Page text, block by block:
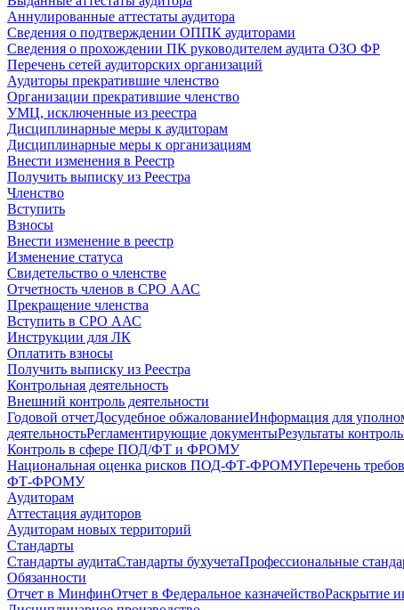
Аннулированные аттестаты аудитора
Сведения о подтверждении ОППК аудиторами
Сведения о прохождении ПК руководителем аудита ОЗО ФР
Перечень сетей аудиторских организаций
Аудиторы прекратившие членство
Организации прекратившие членство
УМЦ, исключенные из реестра
Дисциплинарные меры к аудиторам
Дисциплинарные меры к организациям
Внести изменения в Реестр
Получить выписку из Реестра
Членство
Вступить
Взносы
Внести изменение в реестр
Изменение статуса
Свидетельство о членстве
Отчетность членов в СРО ААС
Прекращение членства
Вступить в СРО ААС
Инструкции для ЛК
Оплатить взносы
Получить выписку из Реестра
Контрольная деятельность
Внешний контроль деятельности
Годовой отчетДосудебное обжалованиеИнформация для
деятельностьРегламентирующие документыРезультаты
Контроль в сфере ПОД/ФТ и ФРОМУ
Национальная оценка рисков ПОД-ФТ-ФРОМУПеречень
ФТ-ФРОМУ
Аудиторам
Аттестация аудиторов
Аудиторам новых территорий
Стандарты
Стандарты аудитаСтандарты бухучетаПрофессиональные
Обязанности
Отчет в МинфинОтчет в Федеральное казначействоРаскрытие